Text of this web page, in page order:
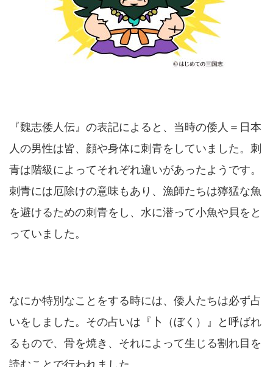
『魏志倭人伝』の表記によると、当時の倭人＝日本
人の男性は皆、顔や身体に刺青をしていました。刺
青は階級によってそれぞれ違いがあったようです。
刺青には厄除けの意味もあり、漁師たちは獰猛な魚
を避けるための刺青をし、水に潜って小魚や貝をと
っていました。
なにか特別なことをする時には、倭人たちは必ず占
いをしました。その占いは『卜（ぼく）』と呼ばれ
るもので、骨を焼き、それによって生じる割れ目を
読むことで行われました。